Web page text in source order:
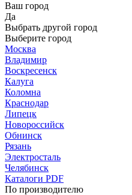
Ваш город
Да
Выбрать другой город
Выберите город
Москва
Владимир
Воскресенск
Калуга
Коломна
Краснодар
Липецк
Новороссийск
Обнинск
Рязань
Электросталь
Челябинск
Каталоги PDF
По производителю